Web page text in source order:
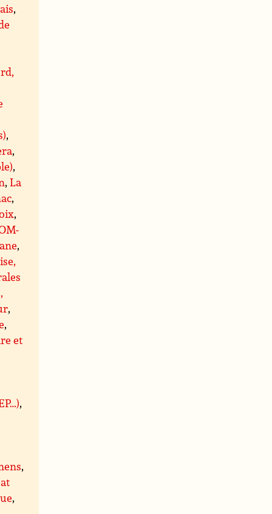
,
,
,
,
,La
,
,
,
,
,
et
,
,
,